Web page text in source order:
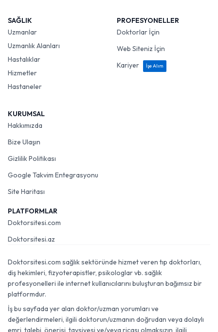
SAĞLIK
Uzmanlar
Uzmanlık Alanları
Hastalıklar
Hizmetler
Hastaneler
PROFESYONELLER
Doktorlar İçin
Web Siteniz İçin
Kariyer
İşe Alım
KURUMSAL
Hakkımızda
Bize Ulaşın
Gizlilik Politikası
Google Takvim Entegrasyonu
Site Haritası
PLATFORMLAR
Doktorsitesi.com
Doktorsitesi.az
Doktorsitesi.com sağlık sektöründe hizmet veren tıp doktorları,
diş hekimleri, fizyoterapistler, psikologlar vb. sağlık
profesyonelleri ile internet kullanıcılarını buluşturan bağımsız bir
platformdur.
İş bu sayfada yer alan doktor/uzman yorumları ve
değerlendirmeleri, ilgili doktorun/uzmanın doğrudan veya dolaylı
emri, talebi, önerisi, tavsiyesi ve/veya ricası olmaksızın, ilgili